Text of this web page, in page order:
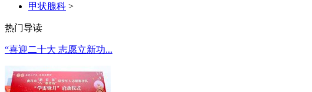
甲状腺科 >
热门导读
“喜迎二十大 志愿立新功...